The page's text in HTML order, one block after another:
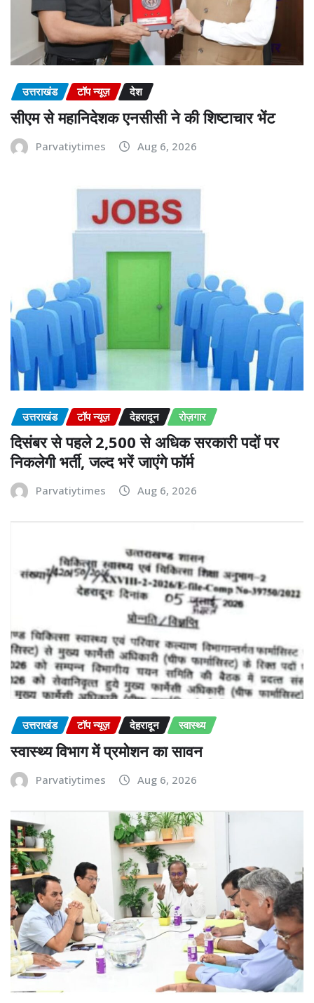
उत्तराखंड टॉप न्यूज़ देश
सीएम से महानिदेशक एनसीसी ने की शिष्टाचार भेंट
Parvatiytimes Aug 6, 2026
उत्तराखंड टॉप न्यूज़ देहरादून रोज़गार
दिसंबर से पहले 2,500 से अधिक सरकारी पदों पर
निकलेगी भर्ती, जल्द भरें जाएंगे फॉर्म
Parvatiytimes Aug 6, 2026
उत्तराखंड टॉप न्यूज़ देहरादून स्वास्थ्य
स्वास्थ्य विभाग में प्रमोशन का सावन
Parvatiytimes Aug 6, 2026